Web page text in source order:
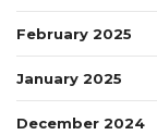
February 2025
January 2025
December 2024